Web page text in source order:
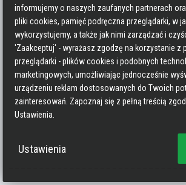
informujemy o naszych zaufanych partnerach
pliki cookies, pamięć podręczna przeglądarki, w
wykorzystujemy, a także jak nimi zarządzać i
'Zaakceptuj' - wyrażasz zgodzę na korzystanie z
przeglądarki - plików cookies i podobnych
marketingowych, umożliwiając jednocześnie
urządzeniu reklam dostosowanych do Twoich
zainteresowań. Zapoznaj się z pełną treścią
Ustawienia.
Ustawienia